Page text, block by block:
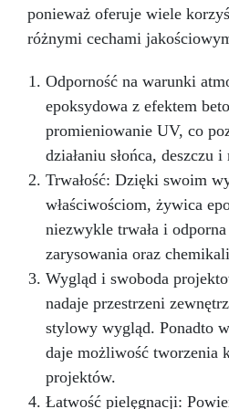
kamienie, muszle, korki
stolarstwa (stoły drewno-
włókna szklanego i
powłoki ochronne)
pomysły w
Żywicą ICRYSTAL! Kup
Świat
ponieważ oferuje wiele
różnymi cechami
Odporność na warunki
epoksydowa z efektem
promieniowanie UV, co
działaniu słońca, deszczu
Trwałość: Dzięki swoim
właściwościom, żywica
niezwykle trwała i
zarysowania oraz
Wygląd i swoboda
nadaje przestrzeni
stylowy wygląd. Ponadto
daje możliwość tworzenia
projektów.
Łatwość pielęgnacji: